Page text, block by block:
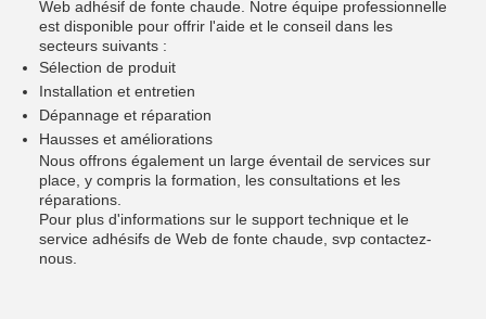
Web adhésif de fonte chaude. Notre équipe professionnelle
est disponible pour offrir l'aide et le conseil dans les
secteurs suivants :
Sélection de produit
Installation et entretien
Dépannage et réparation
Hausses et améliorations
Nous offrons également un large éventail de services sur
place, y compris la formation, les consultations et les
réparations.
Pour plus d'informations sur le support technique et le
service adhésifs de Web de fonte chaude, svp contactez-
nous